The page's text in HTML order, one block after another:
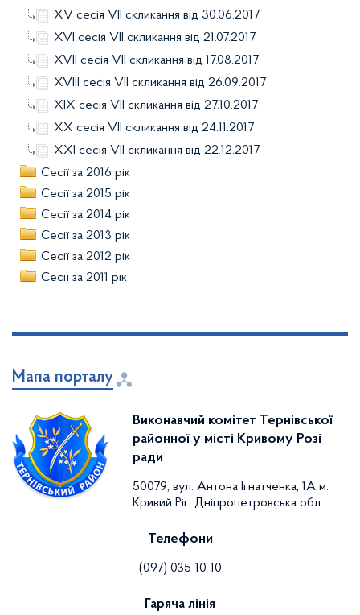
ХV сесія VІІ скликання від 30.06.2017
XVІ сесія VІІ скликання від 21.07.2017
XVІІ сесія VІІ скликання від 17.08.2017
XVІІІ сесія VІІ скликання від 26.09.2017
XІX сесія VІІ скликання від 27.10.2017
XX сесія VІІ скликання від 24.11.2017
XXІ сесія VІІ скликання від 22.12.2017
Сесії за 2016 рік
Сесії за 2015 рік
Сесії за 2014 рік
Сесії за 2013 рік
Сесії за 2012 рік
Сесії за 2011 рік
Мапа порталу
Виконавчий комітет Тернівської
районної у місті Кривому Розі
ради
50079, вул. Антона Ігнатченка, 1А м.
Кривий Ріг, Дніпропетровська обл.
Телефони
(097) 035-10-10
Гаряча лінія